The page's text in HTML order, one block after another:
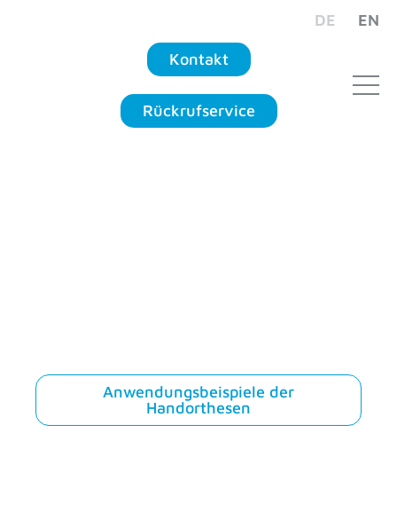
DE EN
Kontakt
Rückrufservice
Anwendungsbeispiele der
Handorthesen